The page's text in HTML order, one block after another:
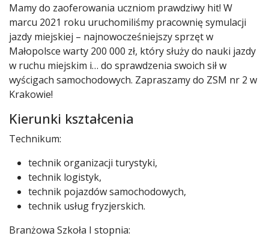
Mamy do zaoferowania uczniom prawdziwy hit! W
marcu 2021 roku uruchomiliśmy pracownię symulacji
jazdy miejskiej – najnowocześniejszy sprzęt w
Małopolsce warty 200 000 zł, który służy do nauki jazdy
w ruchu miejskim i… do sprawdzenia swoich sił w
wyścigach samochodowych. Zapraszamy do ZSM nr 2 w
Krakowie!
Kierunki kształcenia
Technikum:
technik organizacji turystyki,
technik logistyk,
technik pojazdów samochodowych,
technik usług fryzjerskich.
Branżowa Szkoła I stopnia: